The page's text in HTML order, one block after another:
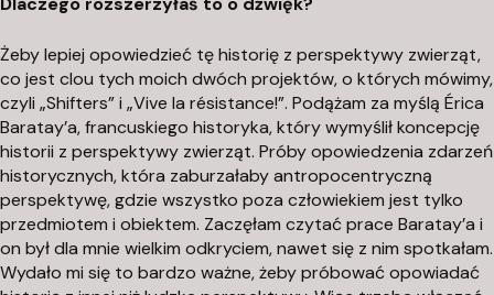
Żeby lepiej opowiedzieć tę historię z perspektywy zwierząt,
co jest clou tych moich dwóch projektów, o których mówimy,
czyli „Shifters” i „Vive la résistance!”. Podążam za myślą Érica
Baratay’a, francuskiego historyka, który wymyślił koncepcję
historii z perspektywy zwierząt. Próby opowiedzenia zdarzeń
historycznych, która zaburzałaby antropocentryczną
perspektywę, gdzie wszystko poza człowiekiem jest tylko
przedmiotem i obiektem. Zaczęłam czytać prace Baratay’a i
on był dla mnie wielkim odkryciem, nawet się z nim spotkałam.
Wydało mi się to bardzo ważne, żeby próbować opowiadać